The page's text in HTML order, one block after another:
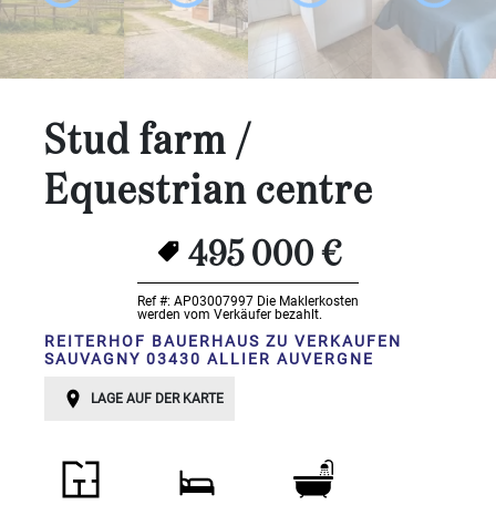
Schlafzimmer:
1-2
3-5
6-
10
BESTIMMEN
Stud farm /
Equestrian centre
495 000 €
Ref #: AP03007997 Die Maklerkosten
werden vom Verkäufer bezahlt.
REITERHOF BAUERHAUS ZU VERKAUFEN
SAUVAGNY 03430 ALLIER AUVERGNE
LAGE AUF DER KARTE